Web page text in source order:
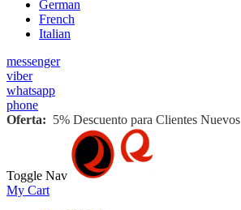
German
French
Italian
messenger
viber
whatsapp
phone
Oferta: 5% Descuento para Clientes Nuevos
Toggle Nav
My Cart